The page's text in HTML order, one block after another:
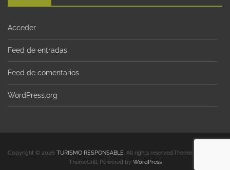
Acceder
Feed de entradas
Feed de comentarios
WordPress.org
Copyright © 2026 TURISMO RESPONSABLE. All rights reserved.Theme:
ThemeGrill. Powered by WordPress